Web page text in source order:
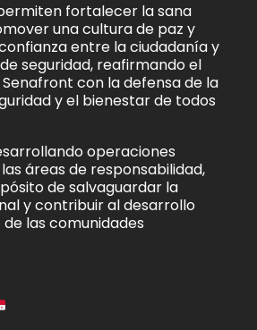
fortalecer la sana
una cultura de paz y
entre la ciudadanía y
seguridad, reafirmando el
con la defensa de la
y el bienestar de todos
operaciones
áreas de responsabilidad,
de salvaguardar la
y contribuir al desarrollo
las comunidades